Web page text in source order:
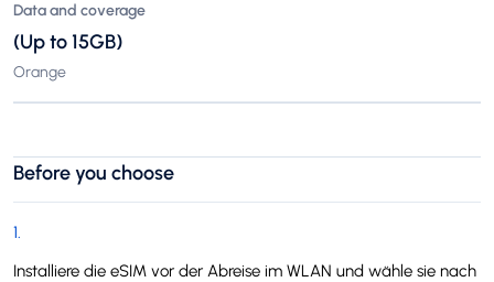
Data and coverage
(Up to 15GB)
Orange
Before you choose
1.
Installiere die eSIM vor der Abreise im WLAN und wähle sie nach